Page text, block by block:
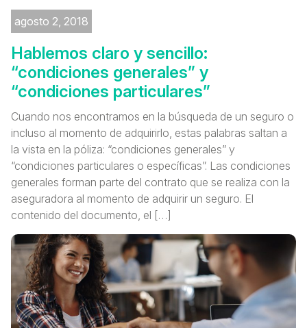
agosto 2, 2018
Hablemos claro y sencillo:
“condiciones generales” y
“condiciones particulares”
Cuando nos encontramos en la búsqueda de un seguro o
incluso al momento de adquirirlo, estas palabras saltan a
la vista en la póliza: “condiciones generales” y
“condiciones particulares o específicas”. Las condiciones
generales forman parte del contrato que se realiza con la
aseguradora al momento de adquirir un seguro. El
contenido del documento, el […]